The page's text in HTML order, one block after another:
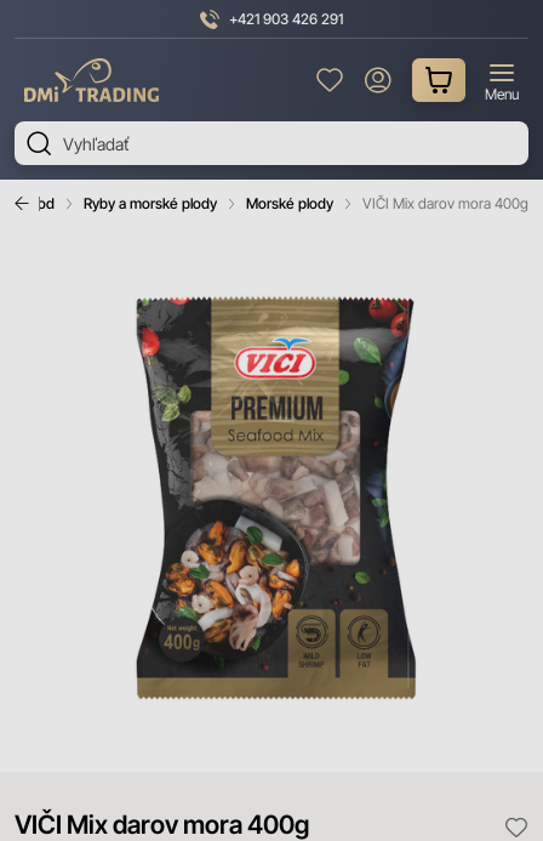
+421 903 426 291
Trading
Menu
Úvod Ryby a morské plody Morské plody VIČI Mix darov mora 400g
VIČI Mix darov mora 400g